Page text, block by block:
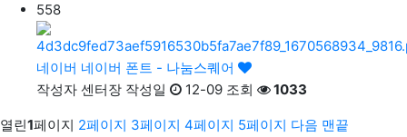
558
네이버 네이버 폰트 - 나눔스퀘어
작성자 센터장 작성일 12-09 조회 1033
열린1페이지 2페이지 3페이지 4페이지 5페이지 다음 맨끝